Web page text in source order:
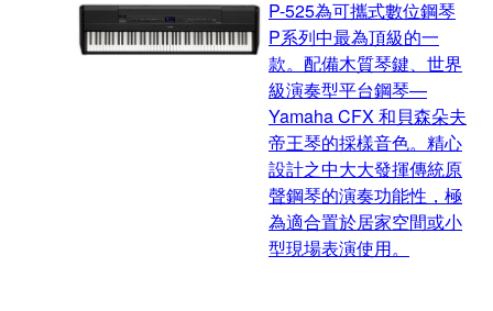
P-525為可攜式數位鋼琴
P系列中最為頂級的一
款。配備木質琴鍵、世界
級演奏型平台鋼琴—
Yamaha CFX 和貝森朵夫
帝王琴的採樣音色。精心
設計之中大大發揮傳統原
聲鋼琴的演奏功能性，極
為適合置於居家空間或小
型現場表演使用。